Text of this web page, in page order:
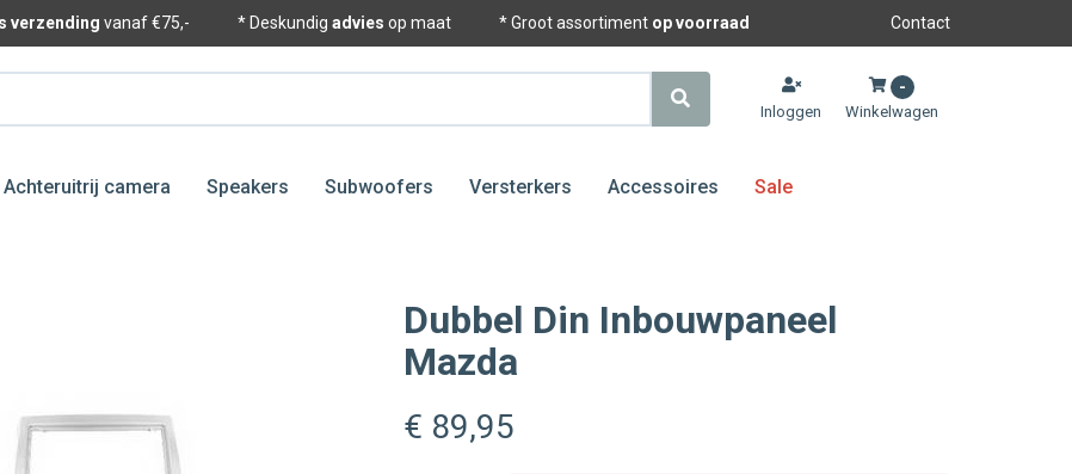
verzending vanaf €75,- * Deskundig advies op maat * Groot assortiment op voorraad Contact
Inloggen
-
Winkelwagen
Achteruitrij camera Speakers Subwoofers Versterkers Accessoires Sale
Dubbel Din Inbouwpaneel
Mazda
€ 89,95